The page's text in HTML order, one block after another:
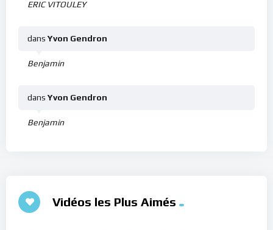
ERIC VITOULEY
Benjamin
dans Yvon Gendron
Benjamin
dans Yvon Gendron
Vidéos les Plus Aimés